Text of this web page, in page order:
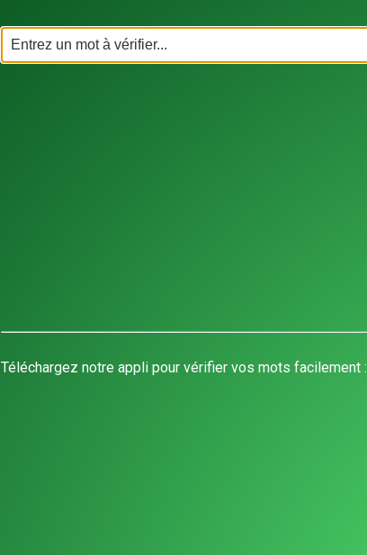
Téléchargez notre appli pour vérifier vos mots facilement :